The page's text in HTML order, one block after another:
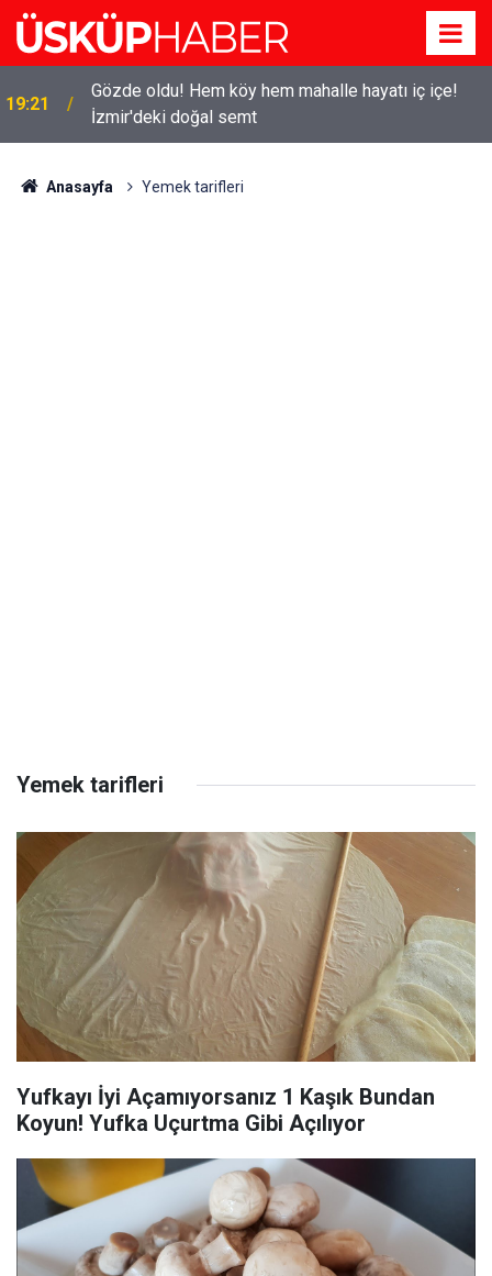
19:21
Gözde oldu! Hem köy hem mahalle hayatı iç içe!
İzmir'deki doğal semt
Anasayfa Yemek tarifleri
Yemek tarifleri
Yufkayı İyi Açamıyorsanız 1 Kaşık Bundan
Koyun! Yufka Uçurtma Gibi Açılıyor